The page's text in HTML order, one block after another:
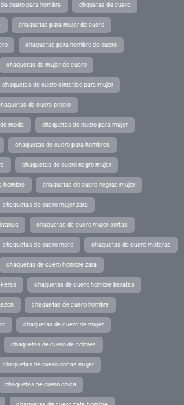
cuero para hombre chquetas de cuero
chaquetas para mujer de cuero
chaquetas para hombre de cuero
chaquetas de mujer de cuero
chaquetas de cuero sintetico para mujer
de cuero precio
moda chaquetas de cuero para mujer
chaquetas de cuero para hombres
chaquetas de cuero negro mujer
hombre chaquetas de cuero negras mujer
chaquetas de cuero mujer zara
chaquetas de cuero mujer cortas
chaquetas de cuero moto chaquetas de cuero moteras
chaquetas de cuero hombre zara
chaquetas de cuero hombre baratas
chaquetas de cuero hombre
chaquetas de cuero de mujer
chaquetas de cuero de colores
chaquetas de cuero cortas mujer
chaquetas de cuero chica